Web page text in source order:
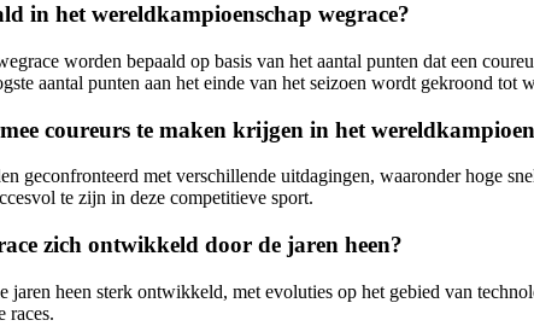
in het wereldkampioenschap wegrace?
worden bepaald op basis van het aantal punten dat een
aantal punten aan het einde van het seizoen wordt gekroond tot
coureurs te maken krijgen in het
geconfronteerd met verschillende uitdagingen, waaronder hoge
te zijn in deze competitieve sport.
zich ontwikkeld door de jaren heen?
heen sterk ontwikkeld, met evoluties op het gebied van
races.